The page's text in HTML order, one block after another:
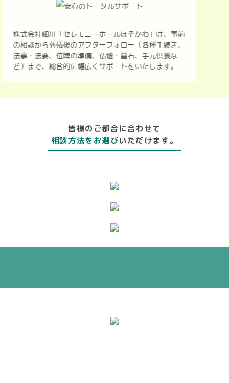
株式会社細川「セレモニーホールほそかわ」は、事前
の相談から葬儀後のアフターフォロー（各種手続き、
法事・法要、位牌の準備、仏壇・墓石、手元供養な
ど）まで、総合的に幅広くサポートをいたします。
皆様のご都合に合わせて
相談方法をお選びいただけます。